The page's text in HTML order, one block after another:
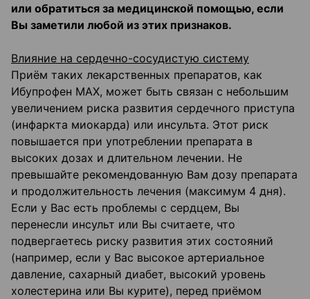
или обратиться за медицинской помощью, если
Вы заметили любой из этих признаков.
Влияние на сердечно-сосудистую систему
Приём таких лекарственных препаратов, как
Ибупрофен МАХ, может быть связан с небольшим
увеличением риска развития сердечного приступа
(инфаркта миокарда) или инсульта. Этот риск
повышается при употреблении препарата в
высоких дозах и длительном лечении. Не
превышайте рекомендованную Вам дозу препарата
и продолжительность лечения (максимум 4 дня).
Если у Вас есть проблемы с сердцем, Вы
перенесли инсульт или Вы считаете, что
подвергаетесь риску развития этих состояний
(например, если у Вас высокое артериальное
давление, сахарный диабет, высокий уровень
холестерина или Вы курите), перед приёмом